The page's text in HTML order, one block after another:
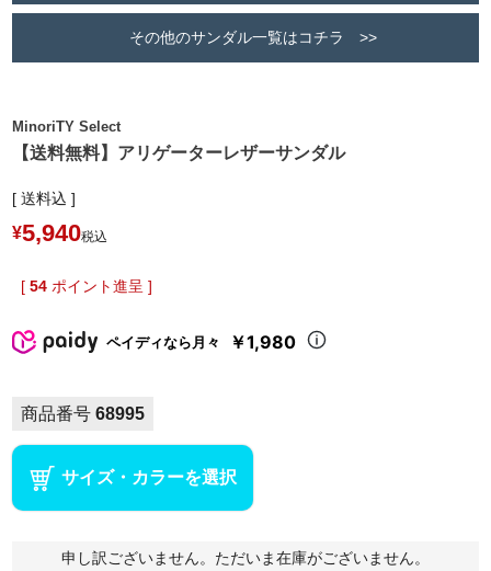
その他のサンダル一覧はコチラ >>
MinoriTY Select
【送料無料】アリゲーターレザーサンダル
送料込
¥5,940税込
[ 54 ポイント進呈 ]
ペイディなら月々 ￥1,980
商品番号 68995
サイズ・カラーを選択
申し訳ございません。ただいま在庫がございません。